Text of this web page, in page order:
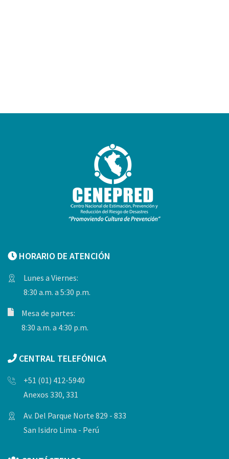
HORARIO DE ATENCIÓN
Lunes a Viernes:
8:30 a.m. a 5:30 p.m.
Mesa de partes:
8:30 a.m. a 4:30 p.m.
CENTRAL TELEFÓNICA
+51 (01) 412-5940
Anexos 330, 331
Av. Del Parque Norte 829 - 833
San Isidro Lima - Perú